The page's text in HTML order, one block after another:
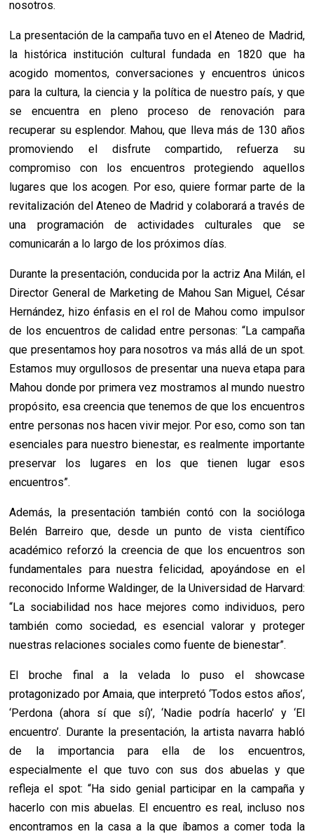
nosotros.
La presentación de la campaña tuvo en el Ateneo de Madrid,
la histórica institución cultural fundada en 1820 que ha
acogido momentos, conversaciones y encuentros únicos
para la cultura, la ciencia y la política de nuestro país, y que
se encuentra en pleno proceso de renovación para
recuperar su esplendor. Mahou, que lleva más de 130 años
promoviendo el disfrute compartido, refuerza su
compromiso con los encuentros protegiendo aquellos
lugares que los acogen. Por eso, quiere formar parte de la
revitalización del Ateneo de Madrid y colaborará a través de
una programación de actividades culturales que se
comunicarán a lo largo de los próximos días.
Durante la presentación, conducida por la actriz Ana Milán, el
Director General de Marketing de Mahou San Miguel, César
Hernández, hizo énfasis en el rol de Mahou como impulsor
de los encuentros de calidad entre personas: “La campaña
que presentamos hoy para nosotros va más allá de un spot.
Estamos muy orgullosos de presentar una nueva etapa para
Mahou donde por primera vez mostramos al mundo nuestro
propósito, esa creencia que tenemos de que los encuentros
entre personas nos hacen vivir mejor. Por eso, como son tan
esenciales para nuestro bienestar, es realmente importante
preservar los lugares en los que tienen lugar esos
encuentros”.
Además, la presentación también contó con la socióloga
Belén Barreiro que, desde un punto de vista científico
académico reforzó la creencia de que los encuentros son
fundamentales para nuestra felicidad, apoyándose en el
reconocido Informe Waldinger, de la Universidad de Harvard:
“La sociabilidad nos hace mejores como individuos, pero
también como sociedad, es esencial valorar y proteger
nuestras relaciones sociales como fuente de bienestar”.
El broche final a la velada lo puso el showcase
protagonizado por Amaia, que interpretó ‘Todos estos años’,
‘Perdona (ahora sí que sí)’, ‘Nadie podría hacerlo’ y ‘El
encuentro’. Durante la presentación, la artista navarra habló
de la importancia para ella de los encuentros,
especialmente el que tuvo con sus dos abuelas y que
refleja el spot: “Ha sido genial participar en la campaña y
hacerlo con mis abuelas. El encuentro es real, incluso nos
encontramos en la casa a la que íbamos a comer toda la